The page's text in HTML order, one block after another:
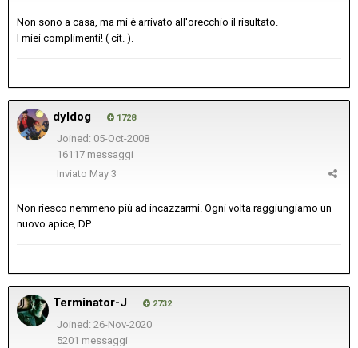
Non sono a casa, ma mi è arrivato all'orecchio il risultato.
I miei complimenti! ( cit. ).
dyldog 1728
Joined: 05-Oct-2008
16117 messaggi
Inviato May 3
Non riesco nemmeno più ad incazzarmi. Ogni volta raggiungiamo un
nuovo apice, DP
Terminator-J 2732
Joined: 26-Nov-2020
5201 messaggi